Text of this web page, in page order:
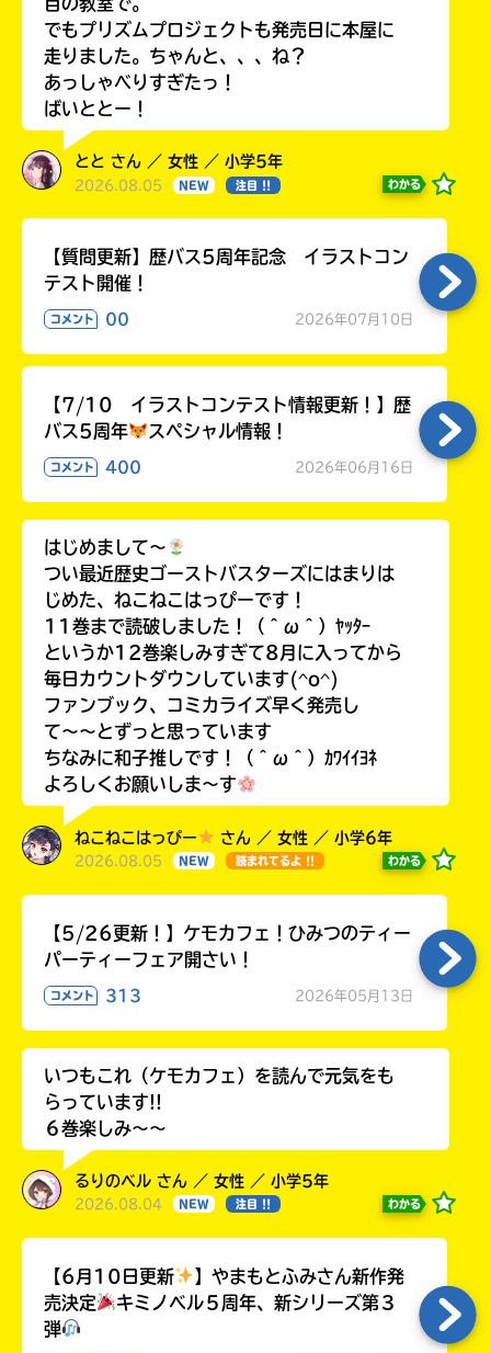
目の教室で。
でもプリズムプロジェクトも発売日に本屋に
走りました。ちゃんと、、、ね？
あっしゃべりすぎたっ！
ばいととー！
とと さん ／ 女性 ／ 小学5年
2026.08.05 NEW 注目 !! わかる
【質問更新】歴バス5周年記念 イラストコン
テスト開催！
コメント 00 2026年07月10日
【7/10 イラストコンテスト情報更新！】歴
バス5周年
スペシャル情報！
コメント 400 2026年06月16日
はじめまして〜
つい最近歴史ゴーストバスターズにはまりは
じめた、ねこねこはっぴーです！
11巻まで読破しました！（＾ω＾）ﾔｯﾀｰ
というか12巻楽しみすぎて8月に入ってから
毎日カウントダウンしています(^o^)
ファンブック、コミカライズ早く発売し
て〜〜とずっと思っています
ちなみに和子推しです！（＾ω＾）ｶﾜｲｲﾖﾈ
よろしくお願いしま〜す
ねこねこはっぴー さん ／ 女性 ／ 小学6年
2026.08.05 NEW 読まれてるよ !! わかる
【5/26更新！】ケモカフェ！ひみつのティー
パーティーフェア開さい！
コメント 313 2026年05月13日
いつもこれ（ケモカフェ）を読んで元気をも
らっています!!
６巻楽しみ～～
るりのベル さん ／ 女性 ／ 小学5年
2026.08.04 NEW 注目 !! わかる
【6月10日更新
】やまもとふみさん新作発
売決定
キミノベル５周年、新シリーズ第３
弾